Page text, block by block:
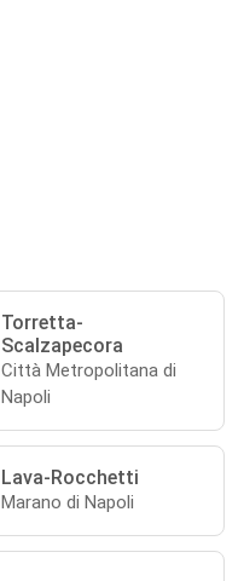
Torretta-
Scalzapecora
Città Metropolitana di
Napoli
Lava-Rocchetti
Marano di Napoli